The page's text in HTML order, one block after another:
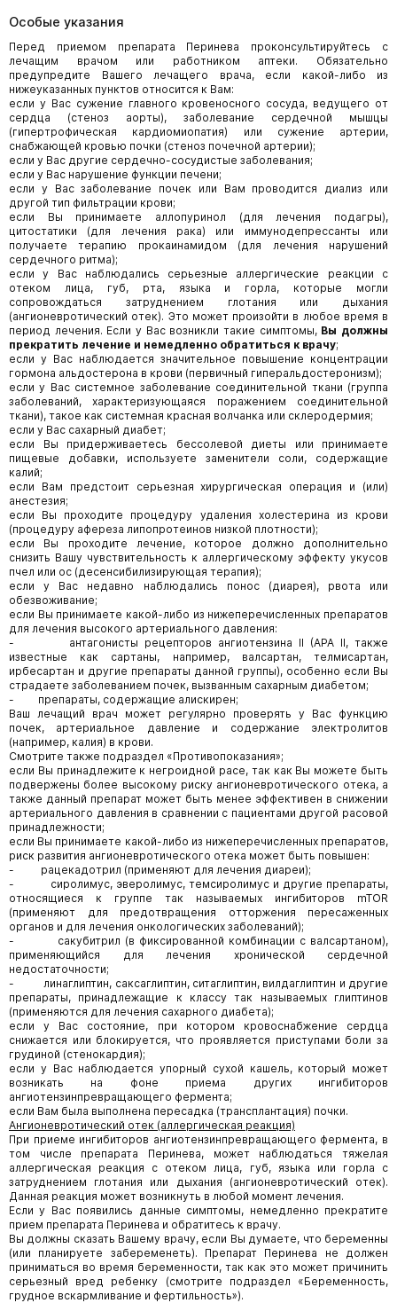
Особые указания
Перед приемом препарата Перинева проконсультируйтесь с
лечащим врачом или работником аптеки. Обязательно
предупредите Вашего лечащего врача, если какой-либо из
нижеуказанных пунктов относится к Вам:
если у Вас сужение главного кровеносного сосуда, ведущего от
сердца (стеноз аорты), заболевание сердечной мышцы
(гипертрофическая кардиомиопатия) или сужение артерии,
снабжающей кровью почки (стеноз почечной артерии);
если у Вас другие сердечно-сосудистые заболевания;
если у Вас нарушение функции печени;
если у Вас заболевание почек или Вам проводится диализ или
другой тип фильтрации крови;
если Вы принимаете аллопуринол (для лечения подагры),
цитостатики (для лечения рака) или иммунодепрессанты или
получаете терапию прокаинамидом (для лечения нарушений
сердечного ритма);
если у Вас наблюдались серьезные аллергические реакции с
отеком лица, губ, рта, языка и горла, которые могли
сопровождаться затруднением глотания или дыхания
(ангионевротический отек). Это может произойти в любое время в
период лечения. Если у Вас возникли такие симптомы, Вы должны
прекратить лечение и немедленно обратиться к врачу;
если у Вас наблюдается значительное повышение концентрации
гормона альдостерона в крови (первичный гиперальдостеронизм);
если у Вас системное заболевание соединительной ткани (группа
заболеваний, характеризующаяся поражением соединительной
ткани), такое как системная красная волчанка или склеродермия;
если у Вас сахарный диабет;
если Вы придерживаетесь бессолевой диеты или принимаете
пищевые добавки, используете заменители соли, содержащие
калий;
если Вам предстоит серьезная хирургическая операция и (или)
анестезия;
если Вы проходите процедуру удаления холестерина из крови
(процедуру афереза липопротеинов низкой плотности);
если Вы проходите лечение, которое должно дополнительно
снизить Вашу чувствительность к аллергическому эффекту укусов
пчел или ос (десенсибилизирующая терапия);
если у Вас недавно наблюдались понос (диарея), рвота или
обезвоживание;
если Вы принимаете какой-либо из нижеперечисленных препаратов
для лечения высокого артериального давления:
- антагонисты рецепторов ангиотензина II (АРА II, также
известные как сартаны, например, валсартан, телмисартан,
ирбесартан и другие препараты данной группы), особенно если Вы
страдаете заболеванием почек, вызванным сахарным диабетом;
- препараты, содержащие алискирен;
Ваш лечащий врач может регулярно проверять у Вас функцию
почек, артериальное давление и содержание электролитов
(например, калия) в крови.
Смотрите также подраздел «Противопоказания»;
если Вы принадлежите к негроидной расе, так как Вы можете быть
подвержены более высокому риску ангионевротического отека, а
также данный препарат может быть менее эффективен в снижении
артериального давления в сравнении с пациентами другой расовой
принадлежности;
если Вы принимаете какой-либо из нижеперечисленных препаратов,
риск развития ангионевротического отека может быть повышен:
- рацекадотрил (применяют для лечения диареи);
- сиролимус, эверолимус, темсиролимус и другие препараты,
относящиеся к группе так называемых ингибиторов mTOR
(применяют для предотвращения отторжения пересаженных
органов и для лечения онкологических заболеваний);
- сакубитрил (в фиксированной комбинации с валсартаном),
применяющийся для лечения хронической сердечной
недостаточности;
- линаглиптин, саксаглиптин, ситаглиптин, вилдаглиптин и другие
препараты, принадлежащие к классу так называемых глиптинов
(применяются для лечения сахарного диабета);
если у Вас состояние, при котором кровоснабжение сердца
снижается или блокируется, что проявляется приступами боли за
грудиной (стенокардия);
если у Вас наблюдается упорный сухой кашель, который может
возникать на фоне приема других ингибиторов
ангиотензинпревращающего фермента;
если Вам была выполнена пересадка (трансплантация) почки.
Ангионевротический отек (аллергическая реакция)
При приеме ингибиторов ангиотензинпревращающего фермента, в
том числе препарата Перинева, может наблюдаться тяжелая
аллергическая реакция с отеком лица, губ, языка или горла с
затруднением глотания или дыхания (ангионевротический отек).
Данная реакция может возникнуть в любой момент лечения.
Если у Вас появились данные симптомы, немедленно прекратите
прием препарата Перинева и обратитесь к врачу.
Вы должны сказать Вашему врачу, если Вы думаете, что беременны
(или планируете забеременеть). Препарат Перинева не должен
приниматься во время беременности, так как это может причинить
серьезный вред ребенку (смотрите подраздел «Беременность,
грудное вскармливание и фертильность»).